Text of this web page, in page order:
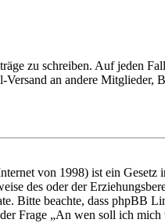
zu schreiben. Auf jeden
an andere Mitglieder,
von 1998) ist ein Gesetz
des oder der
Bitte beachte, dass phpBB
Frage „An wen soll ich